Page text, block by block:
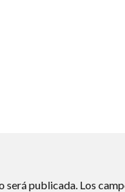
será publicada. Los